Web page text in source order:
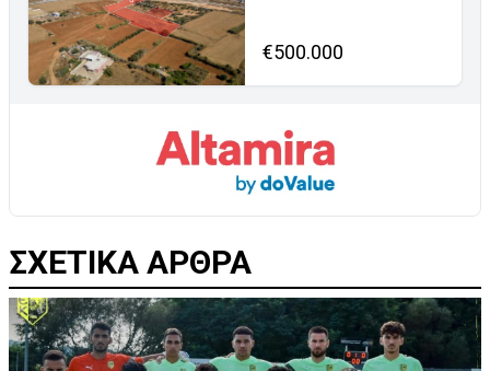
€500.000
ΣΧΕΤΙΚΑ ΑΡΘΡΑ